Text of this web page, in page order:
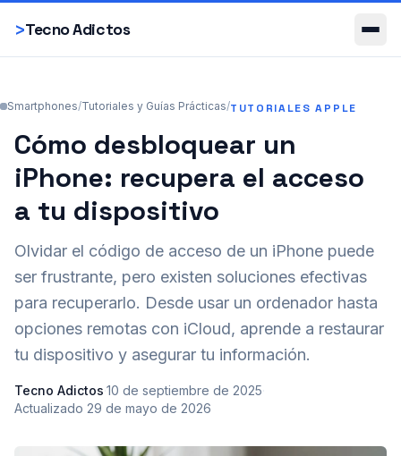
>Tecno Adictos
Smartphones
Smartphones/Tutoriales y Guías Prácticas/TUTORIALES APPLE
Cómo desbloquear un
iPhone: recupera el acceso
a tu dispositivo
Olvidar el código de acceso de un iPhone puede
ser frustrante, pero existen soluciones efectivas
para recuperarlo. Desde usar un ordenador hasta
opciones remotas con iCloud, aprende a restaurar
tu dispositivo y asegurar tu información.
Tecno Adictos·10 de septiembre de 2025·
Actualizado 29 de mayo de 2026